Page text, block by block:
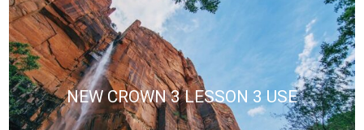
NEW CROWN 3 LESSON 3 USE